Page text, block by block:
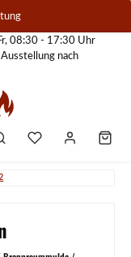
08:30 - 17:30 Uhr
nach